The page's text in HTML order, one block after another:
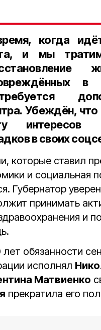
когда
и мы
в
Убеждён,
в своих
которые ставил
и социальная
Губернатор
принимать
и
обязанности
исполнял
Матвиенко
прекратила его